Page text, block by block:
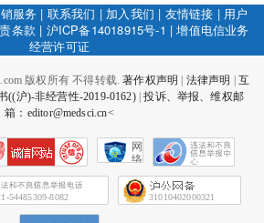
服务 | 联系我们 | 加入我们 | 友情链接 | 用户
条款 | 沪ICP备14018915号-1 |增值电信业务
经营许可证
版权所有 不得转载.著作权声明 法律声明
互
((沪)-非经营性-2019-0162)|投诉、举报、维权邮
箱：editor@medsci.cn<
网
络
会
征
54485309-8082 31010402000321